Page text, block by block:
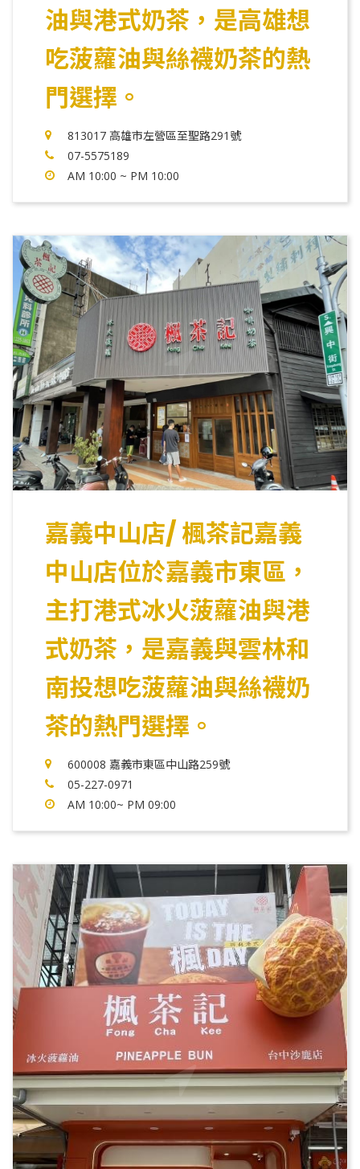
油與港式奶茶，是高雄想
吃菠蘿油與絲襪奶茶的熱
門選擇。
813017 高雄市左營區至聖路291號
07-5575189
AM 10:00 ~ PM 10:00
嘉義中山店/ 楓茶記嘉義
中山店位於嘉義市東區，
主打港式冰火菠蘿油與港
式奶茶，是嘉義與雲林和
南投想吃菠蘿油與絲襪奶
茶的熱門選擇。
600008 嘉義市東區中山路259號
05-227-0971
AM 10:00~ PM 09:00